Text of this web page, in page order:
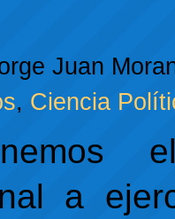
Juan
, Ciencia
a